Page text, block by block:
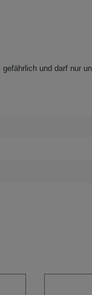
und darf nur